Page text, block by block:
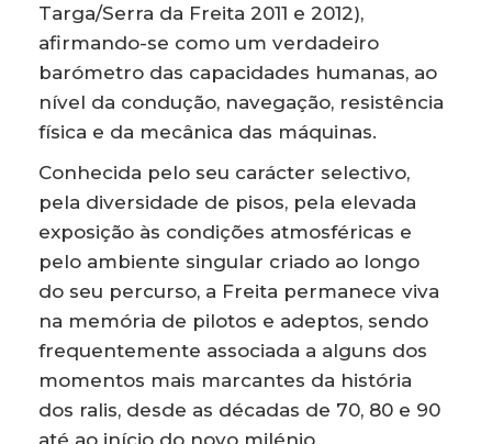
Targa/Serra da Freita 2011 e 2012),
afirmando-se como um verdadeiro
barómetro das capacidades humanas, ao
nível da condução, navegação, resistência
física e da mecânica das máquinas.
Conhecida pelo seu carácter selectivo,
pela diversidade de pisos, pela elevada
exposição às condições atmosféricas e
pelo ambiente singular criado ao longo
do seu percurso, a Freita permanece viva
na memória de pilotos e adeptos, sendo
frequentemente associada a alguns dos
momentos mais marcantes da história
dos ralis, desde as décadas de 70, 80 e 90
até ao início do novo milénio.